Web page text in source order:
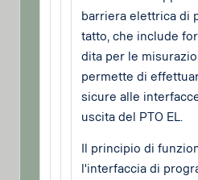
barriera elettrica di
tatto, che include
dita per le
permette di
sicure alle
uscita del PTO EL.
Il principio di
l'interfaccia di